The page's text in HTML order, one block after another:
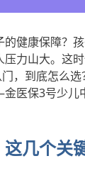
健康保障？
力山大。这
，到底怎么
医保3号少儿
几个关